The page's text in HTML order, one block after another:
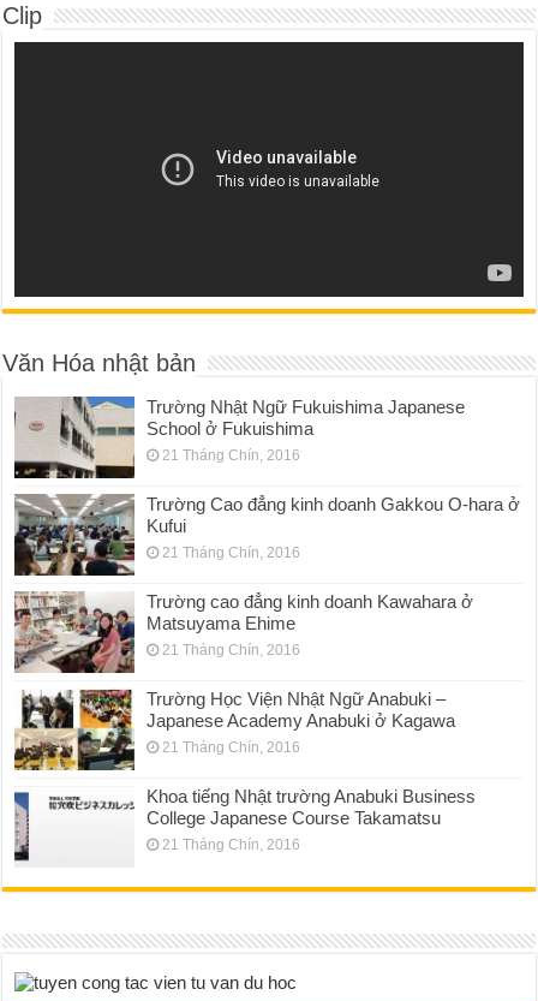
Clip
Văn Hóa nhật bản
Trường Nhật Ngữ Fukuishima Japanese
School ở Fukuishima
21 Tháng Chín, 2016
Trường Cao đẳng kinh doanh Gakkou O-hara ở
Kufui
21 Tháng Chín, 2016
Trường cao đẳng kinh doanh Kawahara ở
Matsuyama Ehime
21 Tháng Chín, 2016
Trường Học Viện Nhật Ngữ Anabuki –
Japanese Academy Anabuki ở Kagawa
21 Tháng Chín, 2016
Khoa tiếng Nhật trường Anabuki Business
College Japanese Course Takamatsu
21 Tháng Chín, 2016